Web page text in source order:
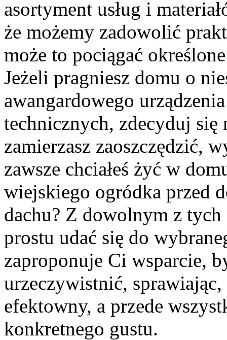
asortyment usług i
że możemy zadowolić
może to pociągać
Jeżeli pragniesz domu o
awangardowego
technicznych, zdecyduj
zamierzasz zaoszczędzić,
zawsze chciałeś żyć w
wiejskiego ogródka przed
dachu? Z dowolnym z
prostu udać się do
zaproponuje Ci wsparcie,
urzeczywistnić,
efektowny, a przede
konkretnego gustu.